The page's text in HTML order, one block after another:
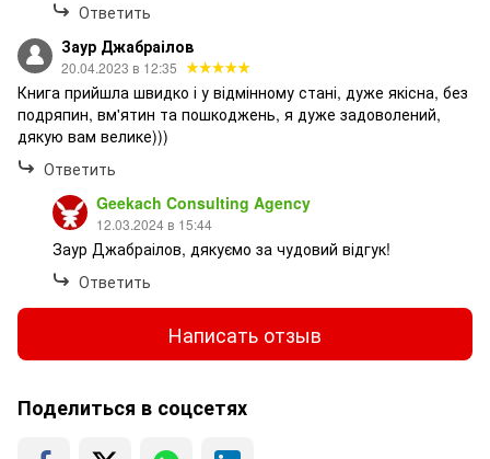
Ответить
Заур Джабраілов
20.04.2023 в 12:35
Книга прийшла швидко і у відмінному стані, дуже якісна, без
подряпин, вм'ятин та пошкоджень, я дуже задоволений,
дякую вам велике)))
Ответить
Geekach Consulting Agency
12.03.2024 в 15:44
Заур Джабраілов, дякуємо за чудовий відгук!
Ответить
Написать отзыв
Поделиться в соцсетях